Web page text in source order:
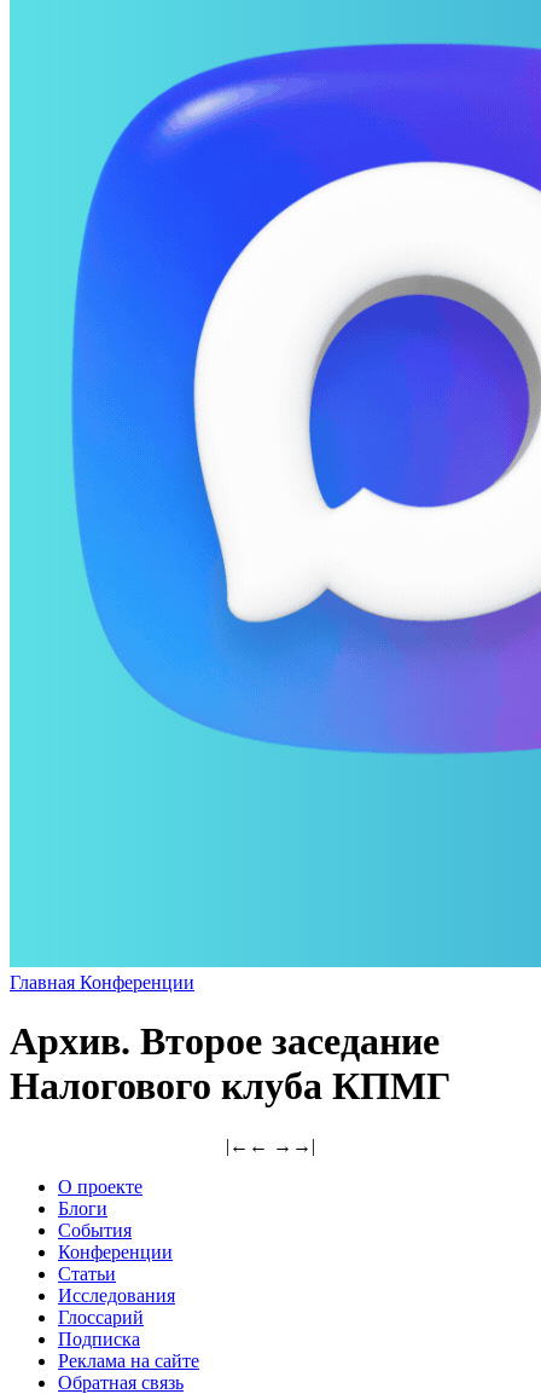
Главная Конференции
Архив. Второе заседание
Налогового клуба КПМГ
|← ← → →|
О проекте
Блоги
События
Конференции
Статьи
Исследования
Глоссарий
Подписка
Реклама на сайте
Обратная связь